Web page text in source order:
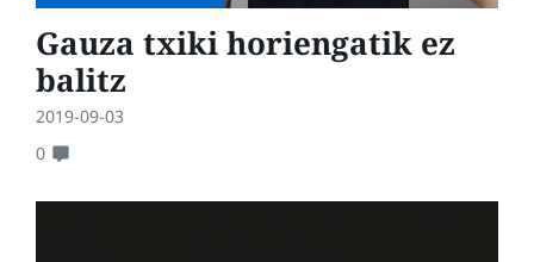
Gauza txiki horiengatik ez
balitz
2019-09-03
0